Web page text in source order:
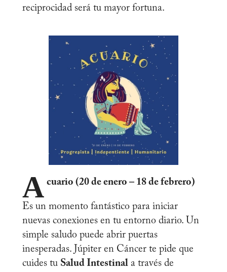
reciprocidad será tu mayor fortuna.
A cuario (20 de enero – 18 de febrero)
Es un momento fantástico para iniciar
nuevas conexiones en tu entorno diario. Un
simple saludo puede abrir puertas
inesperadas. Júpiter en Cáncer te pide que
cuides tu Salud Intestinal a través de